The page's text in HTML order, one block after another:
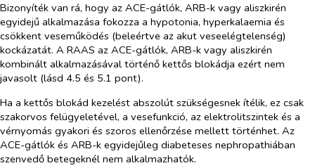
Bizonyíték van rá, hogy az ACE-gátlók, ARB-k vagy aliszkirén
egyidejű alkalmazása fokozza a hypotonia, hyperkalaemia és
csökkent veseműködés (beleértve az akut veseelégtelenség)
kockázatát. A RAAS az ACE-gátlók, ARB-k vagy aliszkirén
kombinált alkalmazásával történő kettős blokádja ezért nem
javasolt (lásd 4.5 és 5.1 pont).
Ha a kettős blokád kezelést abszolút szükségesnek ítélik, ez csak
szakorvos felügyeletével, a vesefunkció, az elektrolitszintek és a
vérnyomás gyakori és szoros ellenőrzése mellett történhet. Az
ACE-gátlók és ARB-k egyidejűleg diabeteses nephropathiában
szenvedő betegeknél nem alkalmazhatók.